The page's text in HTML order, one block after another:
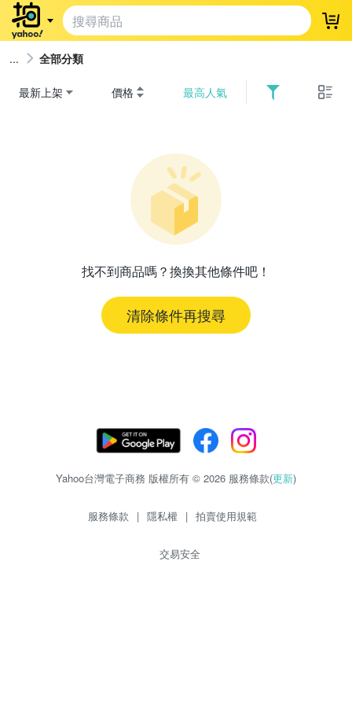
登
全部分類
最新上架 價格 最高人氣
找不到商品嗎？換換其他條件吧！
清除條件再搜尋
Yahoo台灣電子商務 版權所有 © 2026 服務條款(更新)
服務條款 | 隱私權 | 拍賣使用規範
交易安全